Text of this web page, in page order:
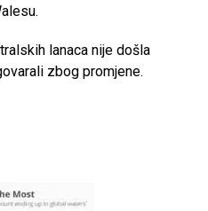
lanaca nije došla
zbog promjene.